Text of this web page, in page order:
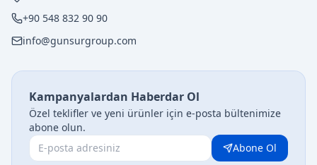
+90 548 832 90 90
info@gunsurgroup.com
Kampanyalardan Haberdar Ol
Özel teklifler ve yeni ürünler için e-posta bültenimize
abone olun.
Abone Ol